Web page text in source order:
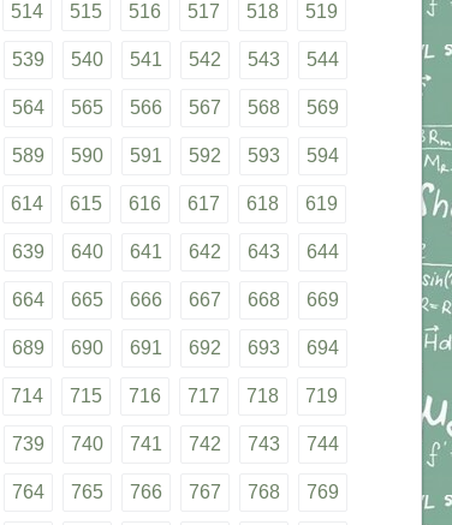
514 515 516 517 518 519
539 540 541 542 543 544
564 565 566 567 568 569
589 590 591 592 593 594
614 615 616 617 618 619
639 640 641 642 643 644
664 665 666 667 668 669
689 690 691 692 693 694
714 715 716 717 718 719
739 740 741 742 743 744
764 765 766 767 768 769